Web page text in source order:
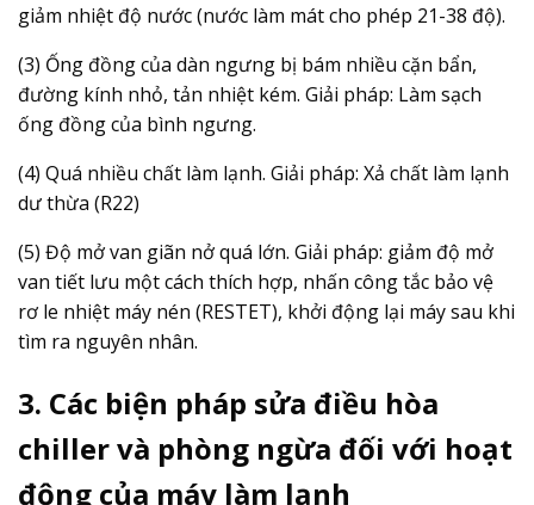
giảm nhiệt độ nước (nước làm mát cho phép 21-38 độ).
(3) Ống đồng của dàn ngưng bị bám nhiều cặn bẩn,
đường kính nhỏ, tản nhiệt kém. Giải pháp: Làm sạch
ống đồng của bình ngưng.
(4) Quá nhiều chất làm lạnh. Giải pháp: Xả chất làm lạnh
dư thừa (R22)
(5) Độ mở van giãn nở quá lớn. Giải pháp: giảm độ mở
van tiết lưu một cách thích hợp, nhấn công tắc bảo vệ
rơ le nhiệt máy nén (RESTET), khởi động lại máy sau khi
tìm ra nguyên nhân.
3. Các biện pháp sửa điều hòa
chiller và phòng ngừa đối với hoạt
động của máy làm lạnh